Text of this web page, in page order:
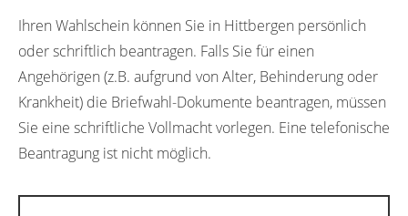
Ihren Wahlschein können Sie in Hittbergen persönlich
oder schriftlich beantragen. Falls Sie für einen
Angehörigen (z.B. aufgrund von Alter, Behinderung oder
Krankheit) die Briefwahl-Dokumente beantragen, müssen
Sie eine schriftliche Vollmacht vorlegen. Eine telefonische
Beantragung ist nicht möglich.